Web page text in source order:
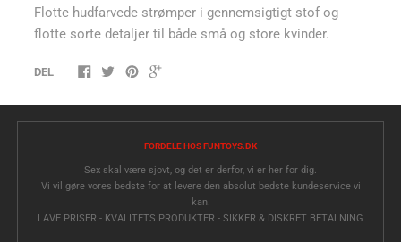
Flotte hudfarvede strømper i gennemsigtigt stof og
flotte sorte detaljer til både små og store kvinder.
DEL
FORDELE HOS FUNTOYS.DK
Sex skal være sjovt, og det er derfor, vi er her for dig.
Vi vil gøre vores bedste for at levere den absolut bedste kundeservice vi
kan.
LAVE PRISER - KVALITETS PRODUKTER - SIKKER & DISKRET BETALNING